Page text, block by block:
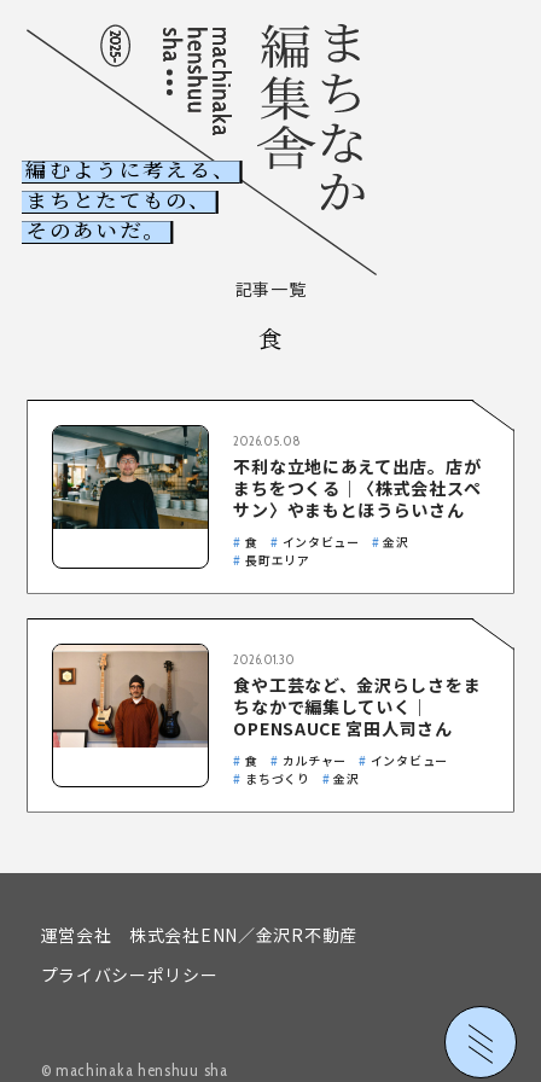
NEWS
古ビル調査室
木たて調査室
ABOUT
まちなか編集舎とは
COLUMNS 記事一覧
CONTACT お問い合わせ
運営会社 株式会社ENN
プライバシーポリシー
編むように考える、
まちとたてもの、
そのあいだ。
記事一覧
食
2026.05.08
不利な立地にあえて出店。店が
まちをつくる｜〈株式会社スペ
サン〉やまもとほうらいさん
食 インタビュー
金沢
長町エリア
2026.01.30
食や工芸など、金沢らしさをま
ちなかで編集していく｜
OPENSAUCE 宮田人司さん
食 カルチャー
インタビュー
まちづくり
金沢
運営会社 株式会社ENN／金沢R不動産
プライバシーポリシー
© machinaka henshuu sha